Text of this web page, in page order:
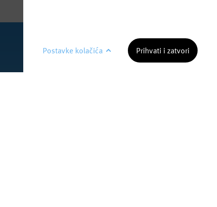
PRATI NAS NA DRUŠTVENIM MREŽAMA
Postavke kolačića Prihvati i zatvori